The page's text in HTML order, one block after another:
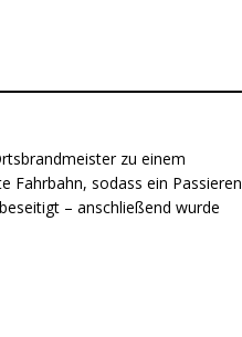
zu einem
Fahrbahn, sodass ein Passieren
– anschließend wurde